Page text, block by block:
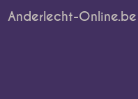
Anderlecht-